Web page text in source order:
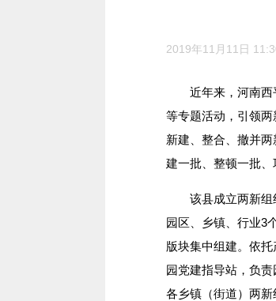
2019年11月11日
近年来，河南西平
等专题活动，引领
新建、整合、撤并
建一批、整顿一批、
该县成立两新组织
园区、乡镇、行业3
版块集中组建。依
园党建指导站，负
各乡镇（街道）两